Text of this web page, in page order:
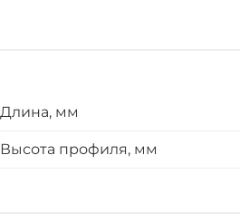
Длина, мм
Высота профиля, мм